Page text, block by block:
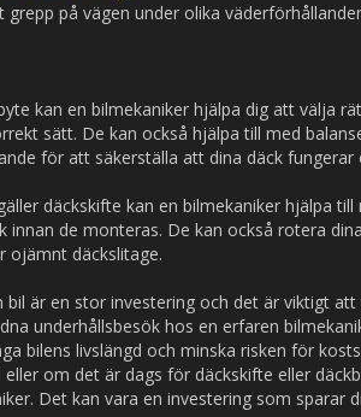
grepp på vägen under olika
kan en bilmekaniker hjälpa dig att välja
sätt. De kan också hjälpa till med
för att säkerställa att dina däck fungerar
däckskifte kan en bilmekaniker hjälpa
innan de monteras. De kan också rotera
ojämnt däckslitage.
bil är en stor investering och det är viktigt
underhållsbesök hos en erfaren
bilens livslängd och minska risken för
eller om det är dags för däckskifte eller
Det kan vara en investering som sparar